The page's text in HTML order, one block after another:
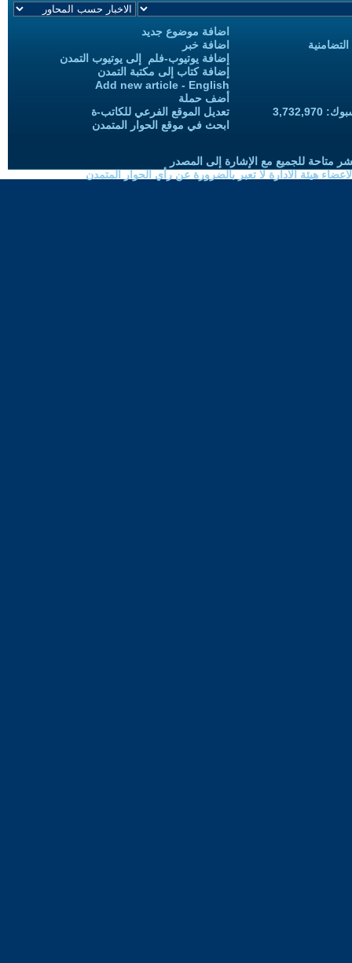
اضافة موضوع جديد
اضافة خبر
إضافة يوتيوب-فلم إلى يوتيوب التمدن
إضافة كتاب إلى مكتبة التمدن
Add new article - English
أضف حملة
تعديل الموقع الفرعي للكاتب-ة
ابحث في موقع الحوار المتمدن
متاحة للجميع مع الإشارة إلى المصدر
هيئة الادارة لا تعبر بالضرورة عن رأي الحوار المتمدن